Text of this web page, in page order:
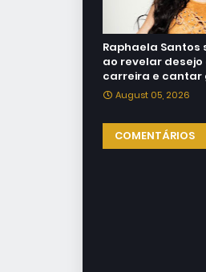
Raphaela
ao revelar
carreira e cantar
August 05, 2026
COMENTÁRIOS